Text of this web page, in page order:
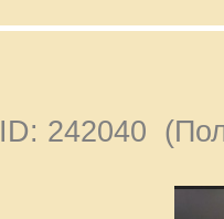
ID: 242040